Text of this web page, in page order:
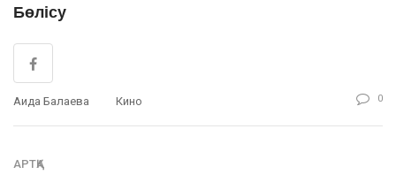
Бөлісу
Аида Балаева Кино 0
АРТҚА